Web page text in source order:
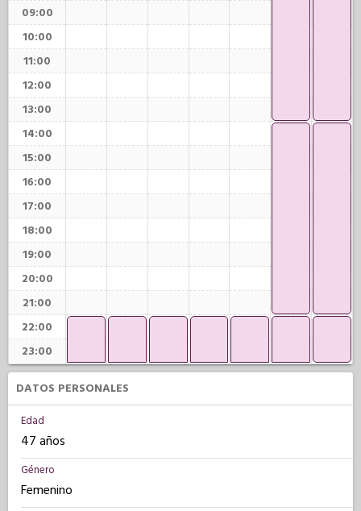
09:00
10:00
11:00
12:00
13:00
14:00
15:00
16:00
17:00
18:00
19:00
20:00
21:00
22:00
23:00
DATOS PERSONALES
Edad
47 años
Género
Femenino